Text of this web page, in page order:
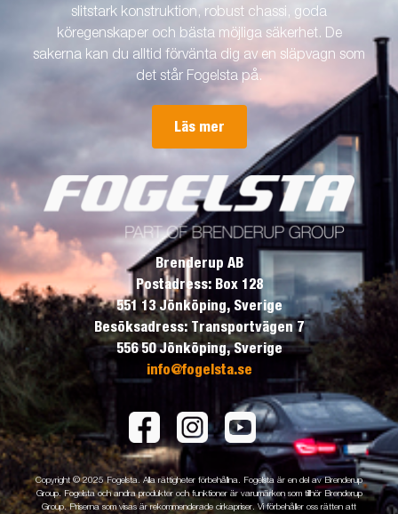
slitstark konstruktion, robust chassi, goda
köregenskaper och bästa möjliga säkerhet. De
sakerna kan du alltid förvänta dig av en släpvagn som
det står Fogelsta på.
Läs mer
Brenderup AB
Postadress: Box 128
551 13 Jönköping, Sverige
Besöksadress: Transportvägen 7
556 50 Jönköping, Sverige
info@fogelsta.se
Copyright © 2025 Fogelsta. Alla rättigheter förbehållna. Fogelsta är en del av Brenderup
Group. Fogelsta och andra produkter och funktioner är varumärken som tillhör Brenderup
Group. Priserna som visas är rekommenderade cirkapriser. Vi förbehåller oss rätten att